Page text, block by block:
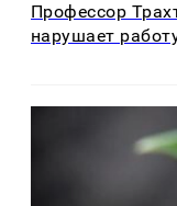
Профессор
нарушает